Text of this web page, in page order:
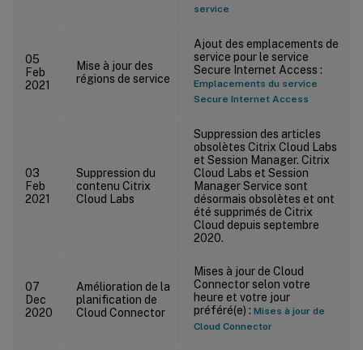
service
05
Feb
2021
Mise à jour des
régions de service
Ajout des emplacements de
service pour le service
Secure Internet Access :
Emplacements du service
Secure Internet Access
03
Feb
2021
Suppression du
contenu Citrix
Cloud Labs
Suppression des articles
obsolètes Citrix Cloud Labs
et Session Manager. Citrix
Cloud Labs et Session
Manager Service sont
désormais obsolètes et ont
été supprimés de Citrix
Cloud depuis septembre
2020.
07
Dec
2020
Amélioration de la
planification de
Cloud Connector
Mises à jour de Cloud
Connector selon votre
heure et votre jour
préféré(e) : Mises à jour de
Cloud Connector